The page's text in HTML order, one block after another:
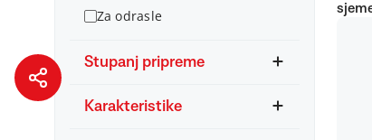
Za odrasle
Stupanj pripreme
Karakteristike